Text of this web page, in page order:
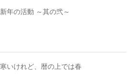
新年の活動 ～其の弐～
寒いけれど、暦の上では春